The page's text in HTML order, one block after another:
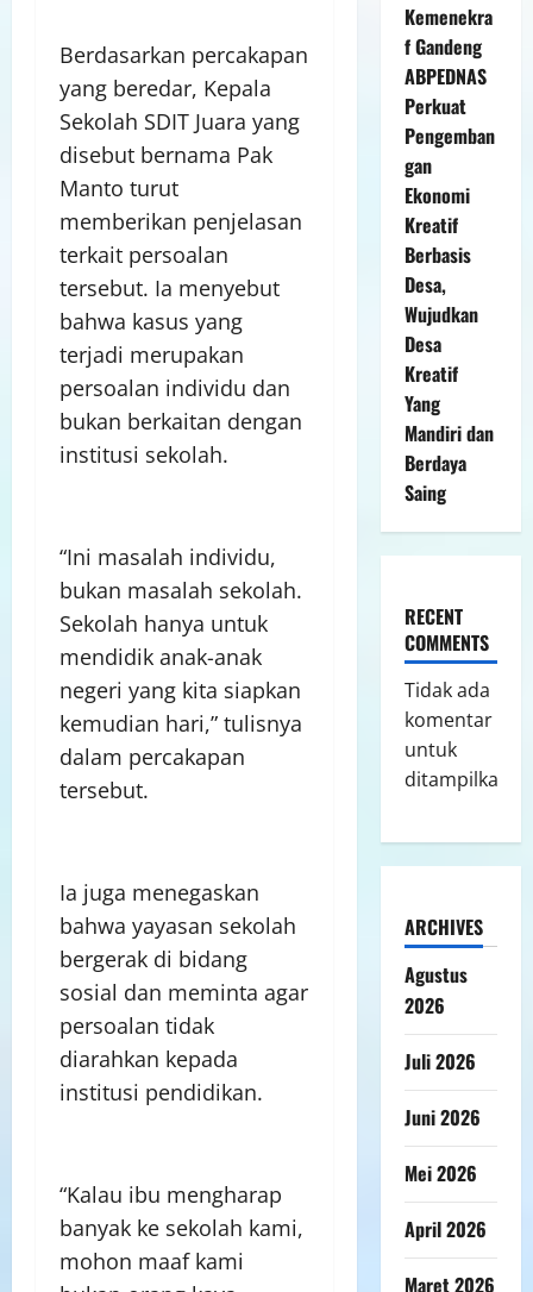
Berdasarkan percakapan
yang beredar, Kepala
Sekolah SDIT Juara yang
disebut bernama Pak
Manto turut
memberikan penjelasan
terkait persoalan
tersebut. Ia menyebut
bahwa kasus yang
terjadi merupakan
persoalan individu dan
bukan berkaitan dengan
institusi sekolah.
“Ini masalah individu,
bukan masalah sekolah.
Sekolah hanya untuk
mendidik anak-anak
negeri yang kita siapkan
kemudian hari,” tulisnya
dalam percakapan
tersebut.
Ia juga menegaskan
bahwa yayasan sekolah
bergerak di bidang
sosial dan meminta agar
persoalan tidak
diarahkan kepada
institusi pendidikan.
“Kalau ibu mengharap
banyak ke sekolah kami,
mohon maaf kami
Kemenekra
f Gandeng
ABPEDNAS
Perkuat
Pengemban
gan
Ekonomi
Kreatif
Berbasis
Desa,
Wujudkan
Desa
Kreatif
Yang
Mandiri dan
Berdaya
Saing
RECENT
COMMENTS
Tidak ada
komentar
untuk
ditampilkan.
ARCHIVES
Agustus
2026
Juli 2026
Juni 2026
Mei 2026
April 2026
Maret 2026